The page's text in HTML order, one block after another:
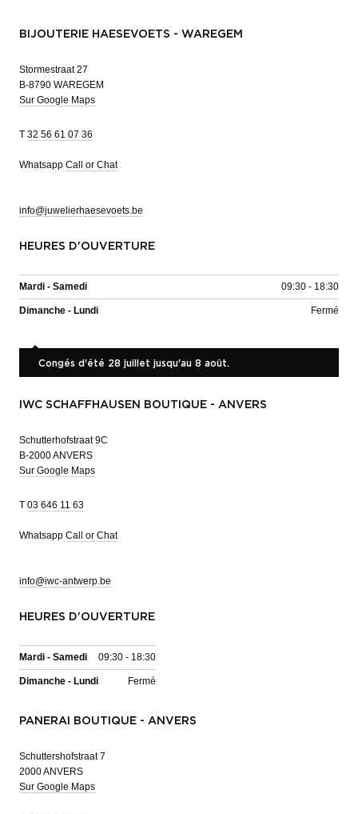
BIJOUTERIE HAESEVOETS - WAREGEM
Stormestraat 27
B-8790 WAREGEM
Sur Google Maps
T 32 56 61 07 36
Whatsapp Call or Chat
info@juwelierhaesevoets.be
HEURES D'OUVERTURE
Mardi - Samedi 09:30 - 18:30
Dimanche - Lundi Fermé
Congés d'été 28 juillet jusqu'au 8 août.
IWC SCHAFFHAUSEN BOUTIQUE - ANVERS
Schutterhofstraat 9C
B-2000 ANVERS
Sur Google Maps
T 03 646 11 63
Whatsapp Call or Chat
info@iwc-antwerp.be
HEURES D'OUVERTURE
Mardi - Samedi 09:30 - 18:30
Dimanche - Lundi Fermé
PANERAI BOUTIQUE - ANVERS
Schuttershofstraat 7
2000 ANVERS
Sur Google Maps